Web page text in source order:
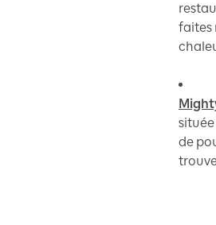
faites
située
de